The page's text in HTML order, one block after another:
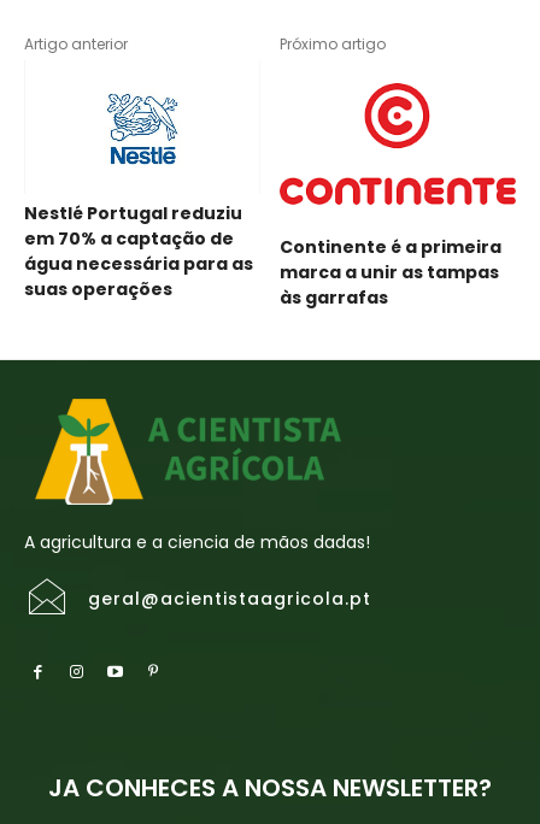
Artigo anterior
Nestlé Portugal reduziu
em 70% a captação de
água necessária para as
suas operações
Próximo artigo
Continente é a primeira
marca a unir as tampas
às garrafas
A agricultura e a ciencia de mãos dadas!
geral@acientistaagricola.pt
JA CONHECES A NOSSA NEWSLETTER?